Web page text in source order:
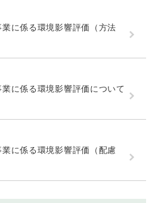
に係る環境影響評価（方法
に係る環境影響評価について
に係る環境影響評価（配慮